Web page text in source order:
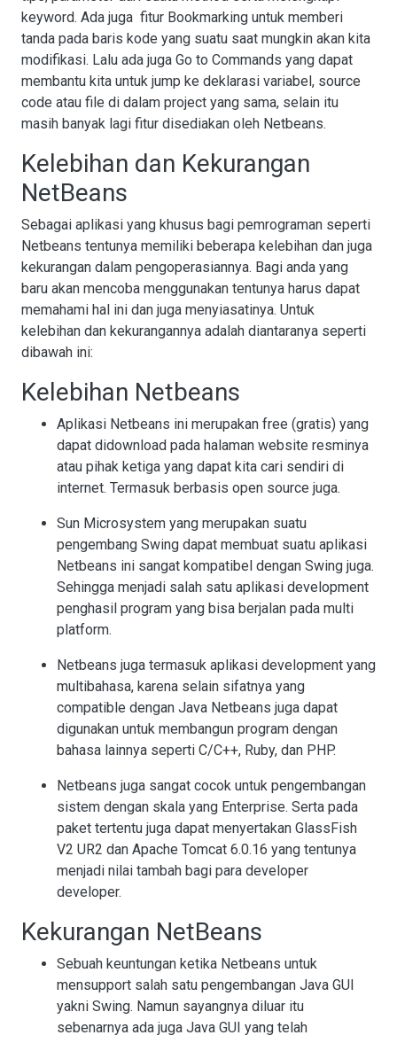
keyword. Ada juga fitur Bookmarking untuk memberi
tanda pada baris kode yang suatu saat mungkin akan kita
modifikasi. Lalu ada juga Go to Commands yang dapat
membantu kita untuk jump ke deklarasi variabel, source
code atau file di dalam project yang sama, selain itu
masih banyak lagi fitur disediakan oleh Netbeans.
Kelebihan dan Kekurangan
NetBeans
Sebagai aplikasi yang khusus bagi pemrograman seperti
Netbeans tentunya memiliki beberapa kelebihan dan juga
kekurangan dalam pengoperasiannya. Bagi anda yang
baru akan mencoba menggunakan tentunya harus dapat
memahami hal ini dan juga menyiasatinya. Untuk
kelebihan dan kekurangannya adalah diantaranya seperti
dibawah ini:
Kelebihan Netbeans
Aplikasi Netbeans ini merupakan free (gratis) yang
dapat didownload pada halaman website resminya
atau pihak ketiga yang dapat kita cari sendiri di
internet. Termasuk berbasis open source juga.
Sun Microsystem yang merupakan suatu
pengembang Swing dapat membuat suatu aplikasi
Netbeans ini sangat kompatibel dengan Swing juga.
Sehingga menjadi salah satu aplikasi development
penghasil program yang bisa berjalan pada multi
platform.
Netbeans juga termasuk aplikasi development yang
multibahasa, karena selain sifatnya yang
compatible dengan Java Netbeans juga dapat
digunakan untuk membangun program dengan
bahasa lainnya seperti C/C++, Ruby, dan PHP.
Netbeans juga sangat cocok untuk pengembangan
sistem dengan skala yang Enterprise. Serta pada
paket tertentu juga dapat menyertakan GlassFish
V2 UR2 dan Apache Tomcat 6.0.16 yang tentunya
menjadi nilai tambah bagi para developer
developer.
Kekurangan NetBeans
Sebuah keuntungan ketika Netbeans untuk
mensupport salah satu pengembangan Java GUI
yakni Swing. Namun sayangnya diluar itu
sebenarnya ada juga Java GUI yang telah